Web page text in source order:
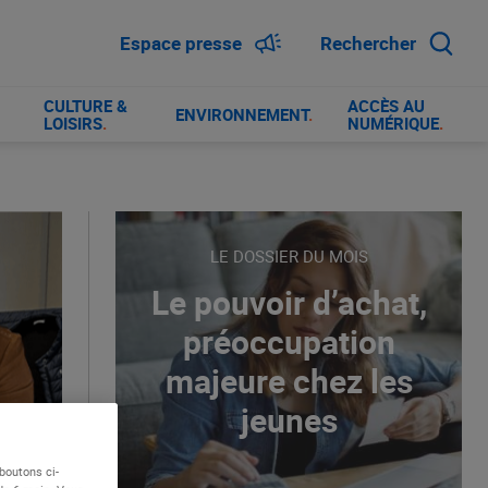
Espace presse Rechercher
CULTURE &
LOISIRS. ENVIRONNEMENT.
ACCÈS AU
NUMÉRIQUE.
LE DOSSIER DU MOIS
Le pouvoir d’achat,
préoccupation
majeure chez les
jeunes
ci-